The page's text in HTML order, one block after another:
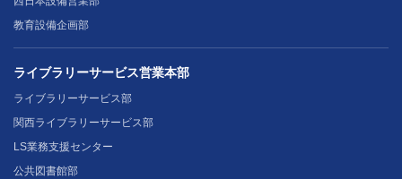
教育設備企画部
ライブラリーサービス営業本部
ライブラリーサービス部
関西ライブラリーサービス部
LS業務支援センター
公共図書館部